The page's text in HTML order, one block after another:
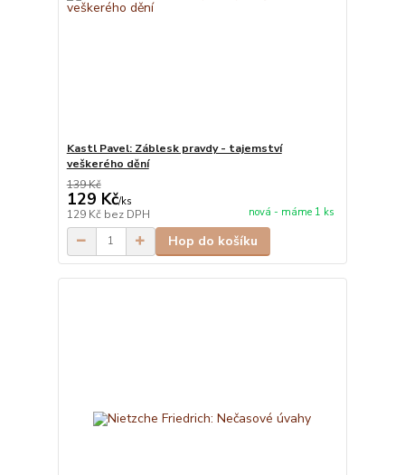
Kastl Pavel: Záblesk pravdy - tajemství
veškerého dění
139 Kč
129 Kč/ks
129 Kč bez DPH nová - máme 1 ks
Hop do košíku